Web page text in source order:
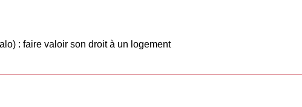
: faire valoir son droit à un logement